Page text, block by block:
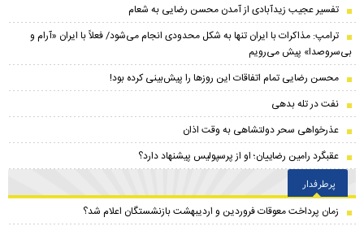
تفسیر عجیب زیدآبادی از آمدن محسن رضایی به شعام
ترامپ: مذاکرات با ایران تنها به شکل محدودی انجام می‌شود/ فعلاً با ایران «آرام و
بی‌سروصدا» پیش می‌رویم
محسن رضایی تمام اتفاقات این روزها را پیش‌بینی کرده بود!
نفت در تله بدهی
عذرخواهی سحر دولتشاهی به وقت اذان
عقبگرد رامین رضاییان؛ او از پرسپولیس پیشنهاد دارد؟
پرطرفدار
زمان پرداخت معوقات فروردین و اردیبهشت بازنشستگان اعلام شد؟